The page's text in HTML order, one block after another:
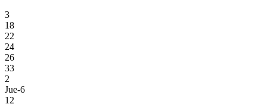
3
18
22
24
26
33
2
Jue-6
12